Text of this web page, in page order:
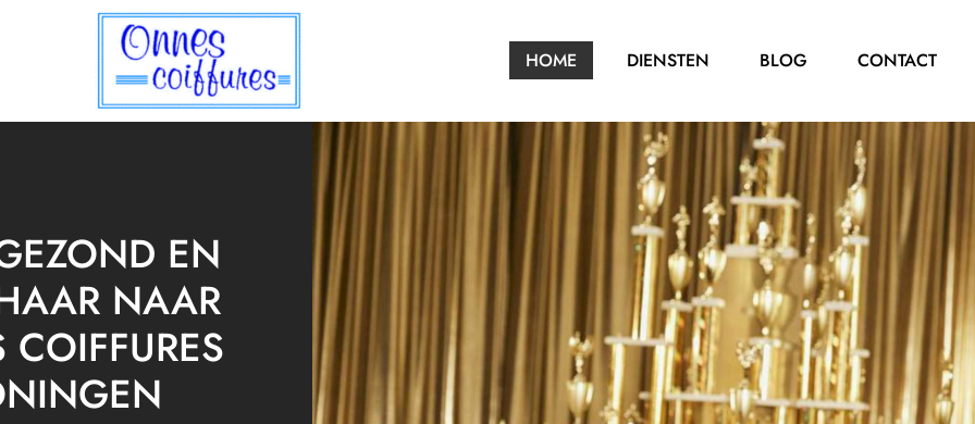
HOME DIENSTEN BLOG CONTACT
VOOR GEZOND EN
STERK HAAR NAAR
ONNES COIFFURES
IN GRONINGEN